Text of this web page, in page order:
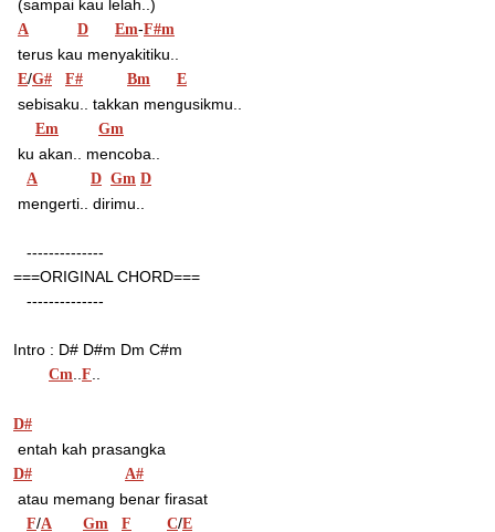
(sampai kau lelah..)
A D Em-F#m
terus kau menyakitiku..
E/G# F# Bm E
sebisaku.. takkan mengusikmu..
Em Gm
ku akan.. mencoba..
A D Gm D
mengerti.. dirimu..
   --------------
===ORIGINAL CHORD===
   --------------
Intro : D# D#m Dm C#m
Cm..F..
D#
entah kah prasangka
D# A#
atau memang benar firasat
F/A Gm F C/E